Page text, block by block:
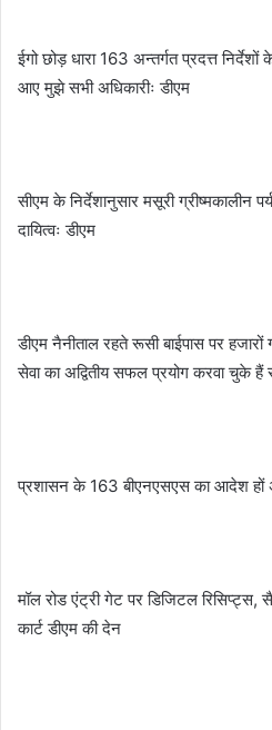
ईगो छोड़ धारा 163 अन्तर्गत प्रदत्त
आए मुझे सभी अधिकारीः डीएम
सीएम के निर्देशानुसार मसूरी ग्रीष्मकालीन
दायित्वः डीएम
डीएम नैनीताल रहते रूसी बाईपास पर
सेवा का अद्वितीय सफल प्रयोग करवा चुके हैं
प्रशासन के 163 बीएनएसएस का आदेश हों
मॉल रोड एंट्री गेट पर डिजिटल रिसिप्ट्स,
कार्ट डीएम की देन